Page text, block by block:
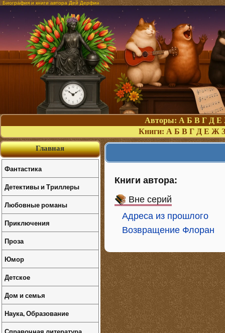
Биография и книги автора Дей Дерфин
Авторы: А Б В Г Д Е
Книги: А Б В Г Д Е Ж З
Книги автора:
Вне серий
Адреса из прошлого
Возвращение Флоран
Главная
Фантастика
Детективы и Триллеры
Любовные романы
Приключения
Проза
Юмор
Детское
Дом и семья
Наука, Образование